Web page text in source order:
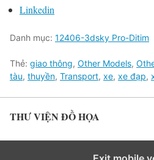
Linkedin
Danh mục: 12406-3dsky Pro-Ditim
Thẻ: giao thông, Other Models,
tàu, thuyền, Transport, xe, xe đạp,
THƯ VIỆN ĐỒ HỌA